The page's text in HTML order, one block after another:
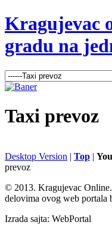
Kragujevac
gradu na
Taxi prevoz
Desktop Version | Top |
prevoz
© 2013. Kragujevac
delovima ovog web portala
Izrada sajta: WebPortal